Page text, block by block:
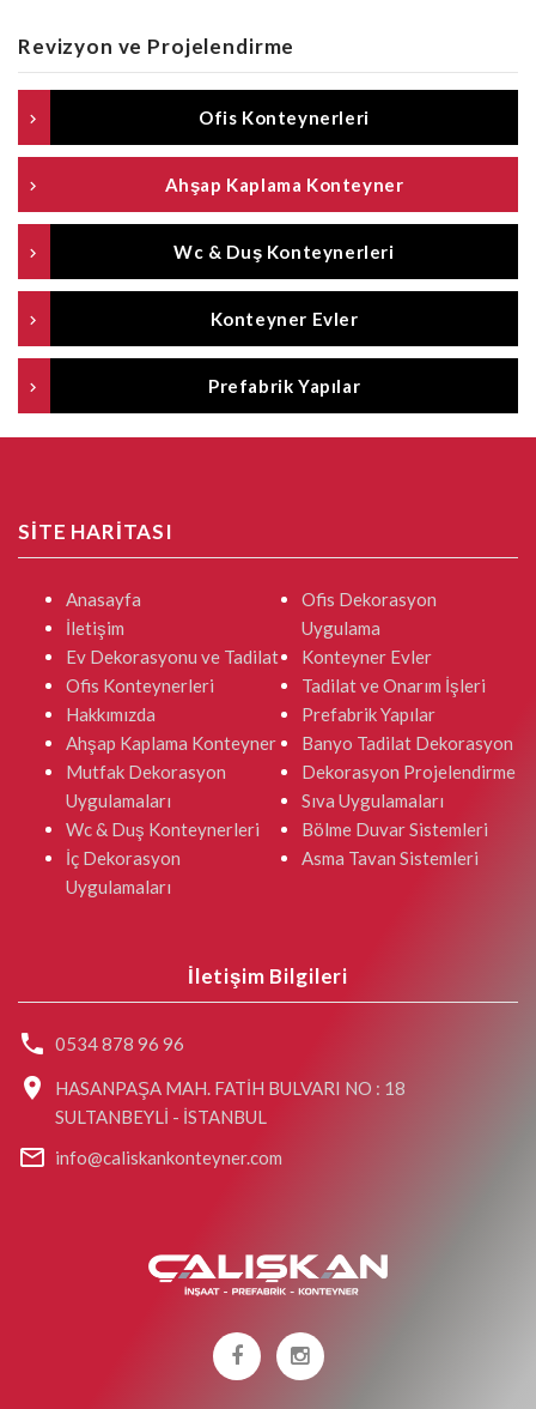
Revizyon ve Projelendirme
Ofis Konteynerleri
Ahşap Kaplama Konteyner
Wc & Duş Konteynerleri
Konteyner Evler
Prefabrik Yapılar
SİTE HARİTASI
Anasayfa
İletişim
Ev Dekorasyonu ve Tadilat
Ofis Konteynerleri
Hakkımızda
Ahşap Kaplama Konteyner
Mutfak Dekorasyon
Uygulamaları
Wc & Duş Konteynerleri
İç Dekorasyon
Uygulamaları
Ofis Dekorasyon
Uygulama
Konteyner Evler
Tadilat ve Onarım İşleri
Prefabrik Yapılar
Banyo Tadilat Dekorasyon
Dekorasyon Projelendirme
Sıva Uygulamaları
Bölme Duvar Sistemleri
Asma Tavan Sistemleri
İletişim Bilgileri
0534 878 96 96
HASANPAŞA MAH. FATİH BULVARI NO : 18
SULTANBEYLİ - İSTANBUL
info@caliskankonteyner.com